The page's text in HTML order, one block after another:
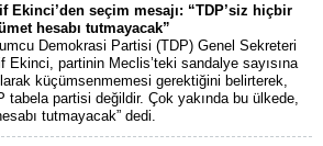
Ekinci’den seçim mesajı: “TDP’siz hiçbir
hesabı tutmayacak”
Demokrasi Partisi (TDP) Genel Sekreteri
Ekinci, partinin Meclis’teki sandalye sayısına
küçümsenmemesi gerektiğini belirterek,
tabela partisi değildir. Çok yakında bu ülkede,
tutmayacak” dedi.